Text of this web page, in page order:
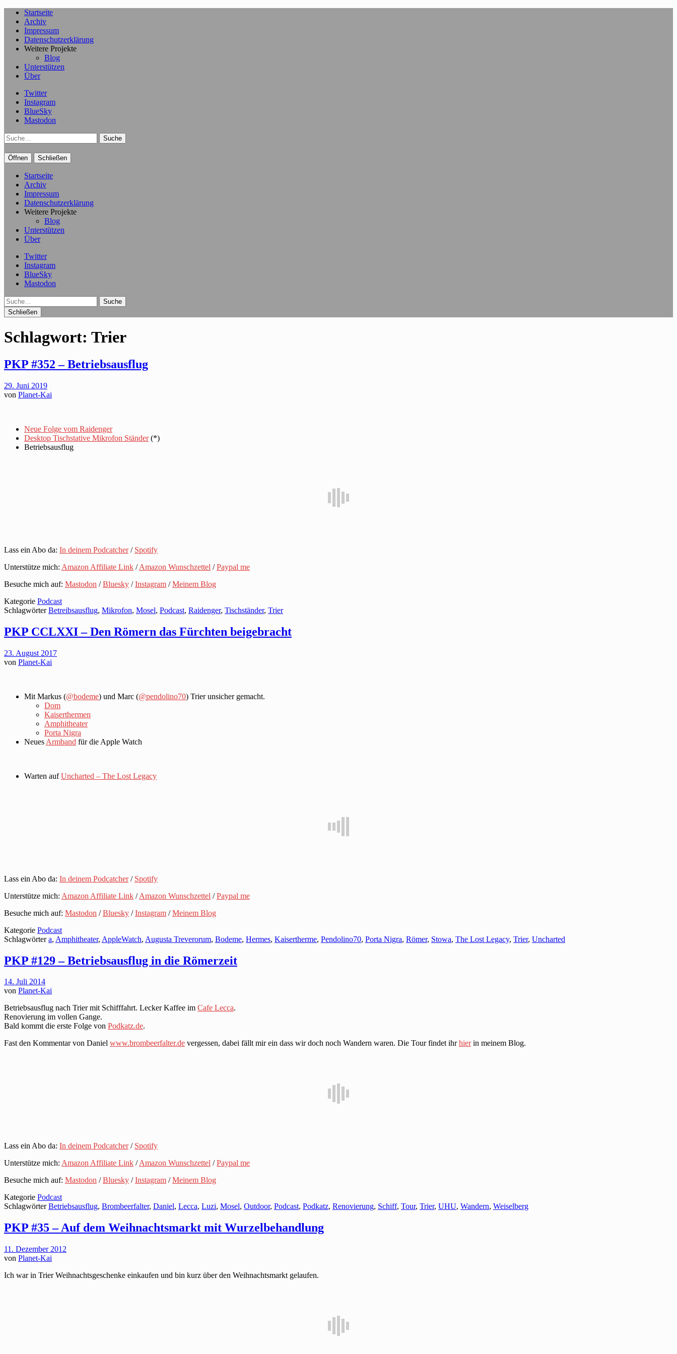
Startseite
Archiv
Impressum
Datenschutzerklärung
Weitere Projekte
Blog
Unterstützen
Über
Twitter
Instagram
BlueSky
Mastodon
Suche
Öffnen Schließen
Startseite
Archiv
Impressum
Datenschutzerklärung
Weitere Projekte
Blog
Unterstützen
Über
Twitter
Instagram
BlueSky
Mastodon
Suche
Schließen
Schlagwort: Trier
PKP #352 – Betriebsausflug
29. Juni 2019
von Planet-Kai
Neue Folge vom Raidenger
Desktop Tischstative Mikrofon Ständer(*)
Betriebsausflug
Lass ein Abo da: In deinem Podcatcher/ Spotify
Unterstütze mich: Amazon Affiliate Link /Amazon Wunschzettel /Paypal me
Besuche mich auf: Mastodon /Bluesky /Instagram /Meinem Blog
Kategorie Podcast
SchlagwörterBetreibsausflug, Mikrofon, Mosel, Podcast, Raidenger, Tischständer, Trier
PKP CCLXXI – Den Römern das Fürchten beigebracht
23. August 2017
von Planet-Kai
Mit Markus (@bodeme) und Marc (@pendolino70) Trier unsicher gemacht.
Dom
Kaiserthermen
Amphitheater
Porta Nigra
Neues Armband für die Apple Watch
Warten aufUncharted – The Lost Legacy
Lass ein Abo da: In deinem Podcatcher/ Spotify
Unterstütze mich: Amazon Affiliate Link /Amazon Wunschzettel /Paypal me
Besuche mich auf: Mastodon /Bluesky /Instagram /Meinem Blog
Kategorie Podcast
Schlagwörtera, Amphitheater, AppleWatch, Augusta Treverorum, Bodeme, Hermes, Kaisertherme, Pendolino70, Porta Nigra, Römer, Stowa, The Lost Legacy, Trier, Uncharted
PKP #129 – Betriebsausflug in die Römerzeit
14. Juli 2014
von Planet-Kai
Betriebsausflug nach Trier mit Schifffahrt. Lecker Kaffee im Cafe Lecca.
Renovierung im vollen Gange.
Bald kommt die erste Folge von Podkatz.de.
Fast den Kommentar von Daniel www.brombeerfalter.de vergessen, dabei fällt mir ein dass wir doch noch Wandern waren. Die Tour findet ihrhierin meinem Blog.
Lass ein Abo da: In deinem Podcatcher/ Spotify
Unterstütze mich: Amazon Affiliate Link /Amazon Wunschzettel /Paypal me
Besuche mich auf: Mastodon /Bluesky /Instagram /Meinem Blog
Kategorie Podcast
SchlagwörterBetriebsausflug, Brombeerfalter, Daniel, Lecca, Luzi, Mosel, Outdoor, Podcast, Podkatz, Renovierung, Schiff, Tour, Trier, UHU, Wandern, Weiselberg
PKP #35 – Auf dem Weihnachtsmarkt mit Wurzelbehandlung
11. Dezember 2012
von Planet-Kai
Ich war in Trier Weihnachtsgeschenke einkaufen und bin kurz über den Weihnachtsmarkt gelaufen.